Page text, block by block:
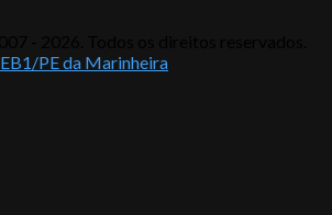
EB1/PE da Marinheira